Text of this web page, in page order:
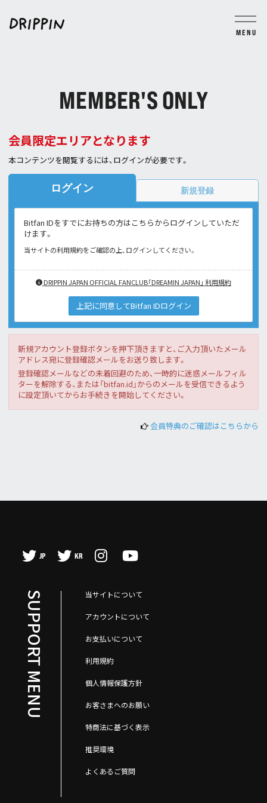
MENU
MEMBER'S ONLY
会員限定エリアとなります
本コンテンツを閲覧するには、ログインが必要です。
ログイン 新規登録
Bitfan IDをすでにお持ちの方はこちらからログインしていただ
けます。
当サイトの利用規約をご確認の上、ログインしてください。
DRIPPIN JAPAN OFFICIAL FANCLUB「DREAMIN JAPAN」 利用規約
上記に同意してBitfan IDログイン
新規アカウント登録ボタンを押下頂きますと、ご入力頂いたメール
アドレス宛に登録確認メールをお送り致します。
登録確認メールなどの未着回避のため、一時的に迷惑メールフィル
ターを解除する、または「bitfan.id」からのメールを受信できるよう
に設定頂いてからお手続きを開始してください。
会員特典のご確認はこちらから
JP KR
SUPPORT MENU 当サイトについて
アカウントについて
お支払いについて
利用規約
個人情報保護方針
お客さまへのお願い
特商法に基づく表示
推奨環境
よくあるご質問